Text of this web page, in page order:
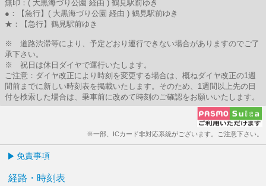
無印：( 大黒海づり公園 経由 ) 鶴見駅前ゆき
●：【急行】( 大黒海づり公園 経由 ) 鶴見駅前ゆき
★：【急行】鶴見駅前ゆき
※ 道路渋滞等により、予定どおり運行できない場合がありますのでご了
承下さい。
※ 祝日は休日ダイヤで運行いたします。
ご注意：ダイヤ改正により時刻を変更する場合は、概ねダイヤ改正の1週
間前までに新しい時刻表を掲載いたします。そのため、1週間以上先の日
付を検索した場合は、乗車前に改めて時刻のご確認をお願いいたします。
※一部、ICカード非対応系統がございます。ご注意下さい。
免責事項
経路・時刻表